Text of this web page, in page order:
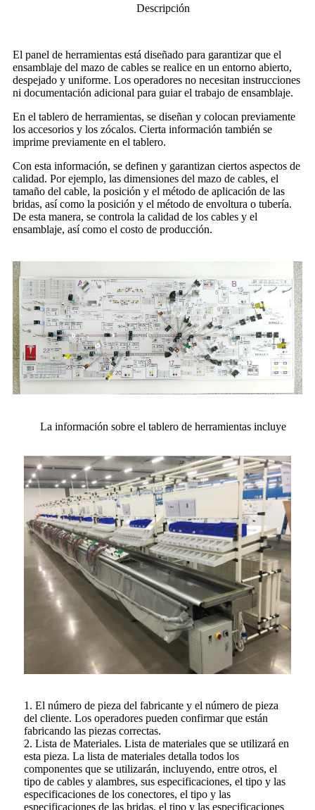
Descripción
El panel de herramientas está diseñado para garantizar que el
ensamblaje del mazo de cables se realice en un entorno abierto,
despejado y uniforme. Los operadores no necesitan instrucciones
ni documentación adicional para guiar el trabajo de ensamblaje.
En el tablero de herramientas, se diseñan y colocan previamente
los accesorios y los zócalos. Cierta información también se
imprime previamente en el tablero.
Con esta información, se definen y garantizan ciertos aspectos de
calidad. Por ejemplo, las dimensiones del mazo de cables, el
tamaño del cable, la posición y el método de aplicación de las
bridas, así como la posición y el método de envoltura o tubería.
De esta manera, se controla la calidad de los cables y el
ensamblaje, así como el costo de producción.
La información sobre el tablero de herramientas incluye
1. El número de pieza del fabricante y el número de pieza
del cliente. Los operadores pueden confirmar que están
fabricando las piezas correctas.
2. Lista de Materiales. Lista de materiales que se utilizará en
esta pieza. La lista de materiales detalla todos los
componentes que se utilizarán, incluyendo, entre otros, el
tipo de cables y alambres, sus especificaciones, el tipo y las
especificaciones de los conectores, el tipo y las
especificaciones de las bridas, el tipo y las especificaciones